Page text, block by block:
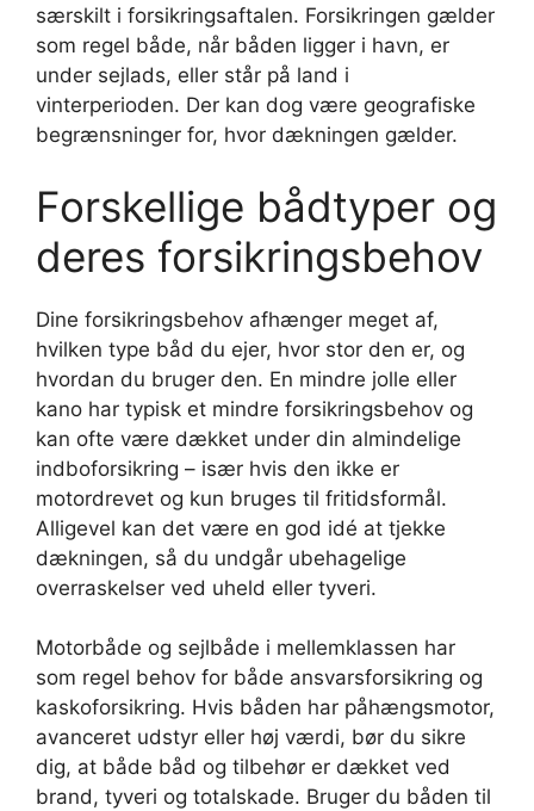
særskilt i forsikringsaftalen. Forsikringen gælder
som regel både, når båden ligger i havn, er
under sejlads, eller står på land i
vinterperioden. Der kan dog være geografiske
begrænsninger for, hvor dækningen gælder.
Forskellige bådtyper og
deres forsikringsbehov
Dine forsikringsbehov afhænger meget af,
hvilken type båd du ejer, hvor stor den er, og
hvordan du bruger den. En mindre jolle eller
kano har typisk et mindre forsikringsbehov og
kan ofte være dækket under din almindelige
indboforsikring – især hvis den ikke er
motordrevet og kun bruges til fritidsformål.
Alligevel kan det være en god idé at tjekke
dækningen, så du undgår ubehagelige
overraskelser ved uheld eller tyveri.
Motorbåde og sejlbåde i mellemklassen har
som regel behov for både ansvarsforsikring og
kaskoforsikring. Hvis båden har påhængsmotor,
avanceret udstyr eller høj værdi, bør du sikre
dig, at både båd og tilbehør er dækket ved
brand, tyveri og totalskade. Bruger du båden til